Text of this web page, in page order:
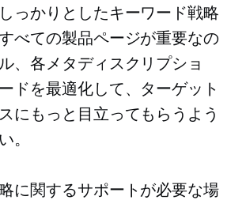
っかりとしたキーワード戦略
べての製品ページが重要なの
、各メタディスクリプショ
ドを最適化して、ターゲット
にもっと目立ってもらうよう
。
に関するサポートが必要な場